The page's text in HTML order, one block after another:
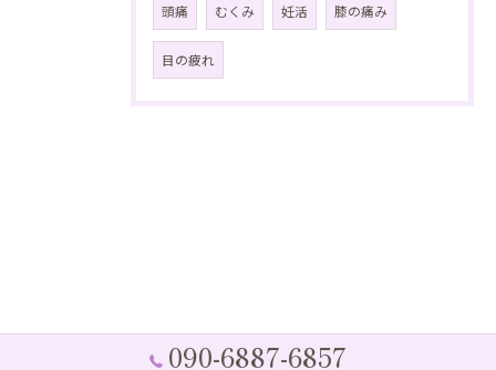
頭痛 むくみ 妊活 膝の痛み
目の疲れ
090-6887-6857